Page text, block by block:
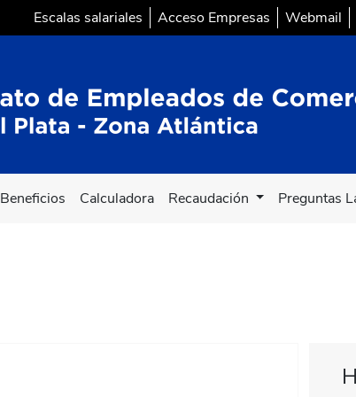
Escalas salariales Acceso Empresas Webmail
Beneficios Calculadora Recaudación Preguntas